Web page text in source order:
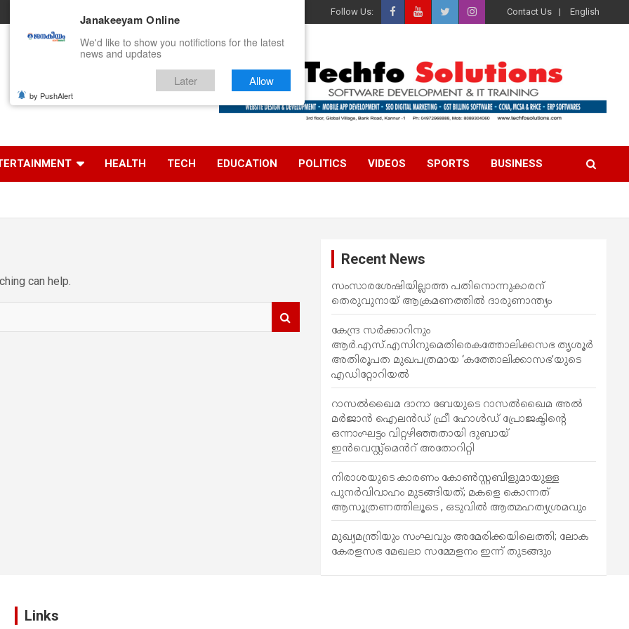
Follow Us: Contact Us English
HEALTH TECH EDUCATION POLITICS VIDEOS SPORTS BUSINESS
can help.
Recent News
സംസാരശേഷിയില്ലാത്ത പതിനൊന്നുകാരന്
തെരുവുനായ് ആക്രമണത്തില്‍ ദാരുണാന്ത്യം
കേന്ദ്ര സർക്കാറിനും
ആർ.എസ്.എസിനുമെതിരെകത്തോലിക്കസഭ തൃശൂർ
അതിരൂപത മുഖപത്രമായ ‘കത്തോലിക്കാസഭ’യുടെ
എഡിറ്റോറിയൽ
റാസൽഖൈമ ദാനാ ബേയുടെ റാസൽഖൈമ അൽ
മർജാൻ ഐലൻഡ് ഫ്രീ ഹോൾഡ് പ്രോജക്ടിന്റെ
ഒന്നാംഘട്ടം വിറ്റഴിഞ്ഞതായി ദുബായ്
ഇൻവെസ്റ്റ്‌മെൻറ് അതോറിറ്റി
നിരാശയുടെ കാരണം കോണ്‍സ്റ്റബിളുമായുള്ള
പുനര്‍വിവാഹം മുടങ്ങിയത്; മകളെ കൊന്നത്
ആസൂത്രണത്തിലൂടെ , ഒടുവിൽ ആത്മഹത്യശ്രമവും
മുഖ്യമന്ത്രിയും സംഘവും അമേരിക്കയിലെത്തി; ലോക
കേരളസഭ മേഖലാ സമ്മേളനം ഇന്ന് തുടങ്ങും
Links
Janakeeyam Online
We'd like to show you notifictions for the latest
news and updates
Later Allow
by PushAlert